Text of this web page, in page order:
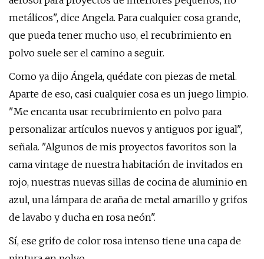
metálicos", dice Angela. Para cualquier cosa grande,
que pueda tener mucho uso, el recubrimiento en
polvo suele ser el camino a seguir.
Como ya dijo Ángela, quédate con piezas de metal.
Aparte de eso, casi cualquier cosa es un juego limpio.
"Me encanta usar recubrimiento en polvo para
personalizar artículos nuevos y antiguos por igual",
señala. "Algunos de mis proyectos favoritos son la
cama vintage de nuestra habitación de invitados en
rojo, nuestras nuevas sillas de cocina de aluminio en
azul, una lámpara de araña de metal amarillo y grifos
de lavabo y ducha en rosa neón".
Sí, ese grifo de color rosa intenso tiene una capa de